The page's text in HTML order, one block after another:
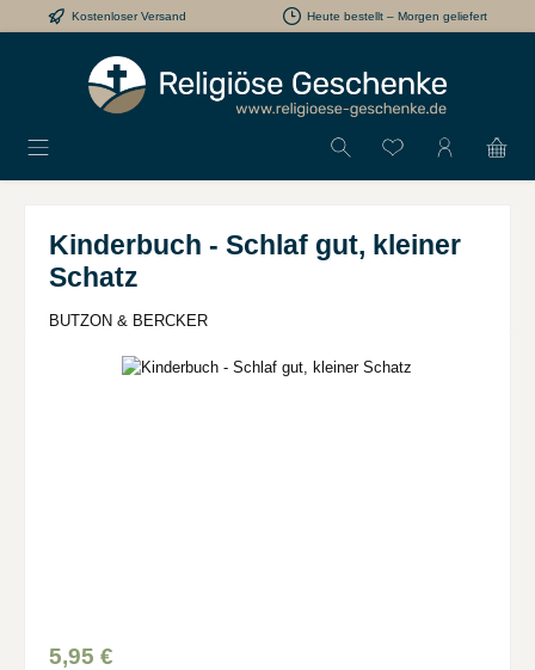
Zum Hauptinhalt springen
Kostenloser Versand Heute bestellt – Morgen geliefert
Du hast 0
Kinderbuch - Schlaf gut, kleiner
Schatz
BUTZON & BERCKER
Bildergalerie überspringen
5,95 €